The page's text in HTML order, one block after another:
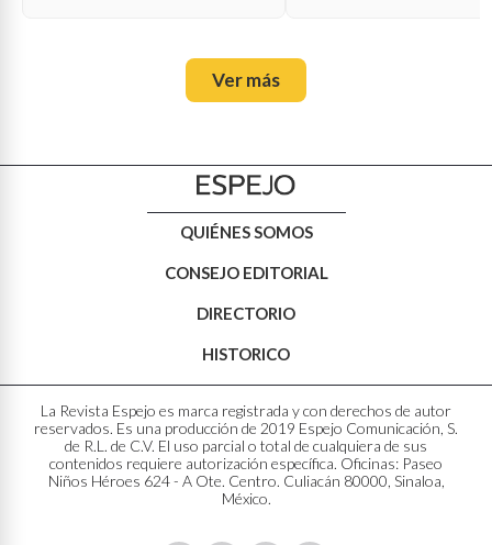
Ver más
QUIÉNES SOMOS
CONSEJO EDITORIAL
DIRECTORIO
HISTORICO
La Revista Espejo es marca registrada y con derechos de autor
reservados. Es una producción de 2019 Espejo Comunicación, S.
de R.L. de C.V. El uso parcial o total de cualquiera de sus
contenidos requiere autorización específica. Oficinas: Paseo
Niños Héroes 624 - A Ote. Centro. Culiacán 80000, Sinaloa,
México.